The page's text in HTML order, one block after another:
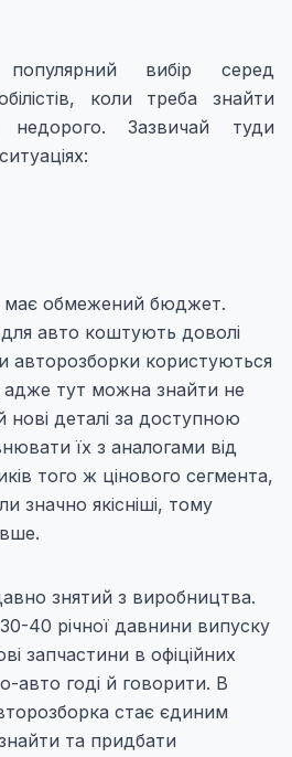
вибір серед
коли треба знайти
недорого. Зазвичай туди
має обмежений бюджет.
для авто коштують доволі
авторозборки користуються
адже тут можна знайти не
нові деталі за доступною
їх з аналогами від
того ж цінового сегмента,
значно якісніші, тому
знятий з виробництва.
40 річної давнини випуску
запчастини в офіційних
авто годі й говорити. В
стає єдиним
та придбати